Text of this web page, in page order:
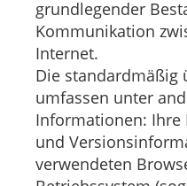
grundlegender
Kommunikation
Internet.
Die standardmäßig
umfassen unter
Informationen: Ihre
und
verwendeten